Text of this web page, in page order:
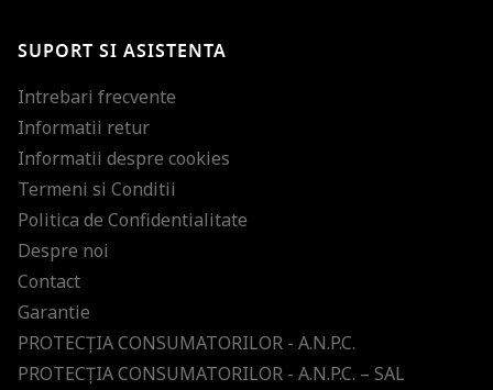
SUPORT SI ASISTENTA
Intrebari frecvente
Informatii retur
Informatii despre cookies
Termeni si Conditii
Politica de Confidentialitate
Despre noi
Contact
Garantie
PROTECŢIA CONSUMATORILOR - A.N.P.C.
PROTECŢIA CONSUMATORILOR - A.N.P.C. – SAL